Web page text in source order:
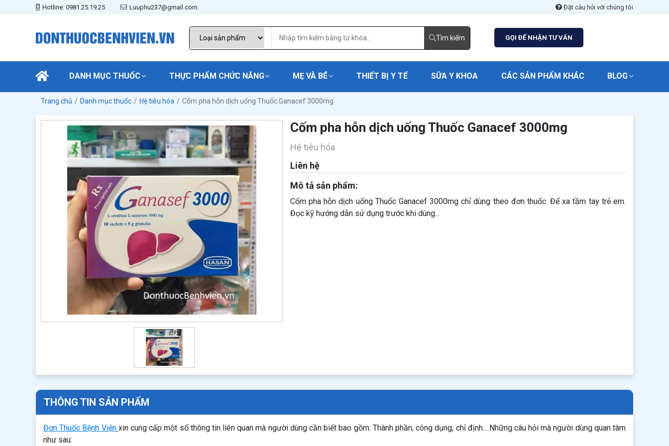
Hotline: 0981.25.19.25 Luuphu237@gmail.com Đặt câu hỏi với chúng tôi
Tìm kiếm GỌI ĐỂ NHẬN TƯ VẤN
DANH MỤC THUỐC THỰC PHẨM CHỨC NĂNG MẸ VÀ BÉ THIẾT BỊ Y TẾ SỮA Y KHOA CÁC SẢN PHẨM KHÁC BLOG
Trang chủ Danh mục thuốc Hệ tiêu hóa Cốm pha hỗn dịch uống Thuốc Ganacef 3000mg
Cốm pha hỗn dịch uống Thuốc Ganacef 3000mg
Hệ tiêu hóa
Liên hệ
Mô tả sản phẩm:
Cốm pha hỗn dịch uống Thuốc Ganacef 3000mg chỉ dùng theo đơn thuốc. Để xa tầm tay trẻ em.
Đọc kỹ hướng dẫn sử dụng trước khi dùng...
THÔNG TIN SẢN PHẨM
Đơn Thuốc Bệnh Viện xin cung cấp một số thông tin liên quan mà người dùng cần biết bao gồm: Thành phần, công dụng, chỉ định….Những câu hỏi mà người dùng quan tâm
như sau: